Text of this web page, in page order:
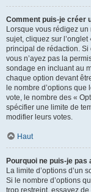
Comment puis-je créer
Lorsque vous rédigez
sujet, cliquez sur
principal de rédaction. Si
vous n’ayez pas la
sondage en incluant au
chaque option devant
le nombre d’options
vote, le nombre des «
spécifier une limite de
modifier leurs votes.
Haut
Pourquoi ne puis-je pas
La limite d’options d’un
Si le nombre d’options
trop restreint, essayez